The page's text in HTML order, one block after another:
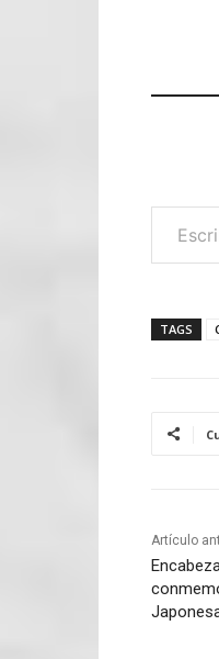
Escribe tu correo electrónico…
TAGS
Artículo